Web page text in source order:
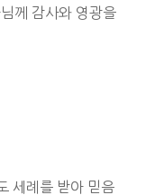
께 감사와 영광을
세례를 받아 믿음